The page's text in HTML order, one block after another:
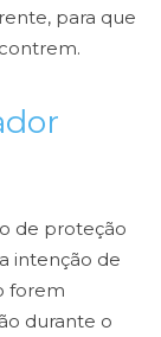
para que
de proteção
intenção de
forem
durante o